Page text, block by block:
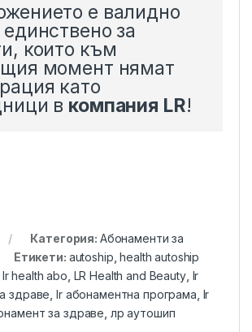
е валидно
за
които към
момент нямат
като
в компания LR!
Категория: Абонаменти за
Етикети: autoship ,health autoship
lr health abo LR Health and Beauty, lr
здраве ,lr абонаментна програма lr
за здраве лр аутошип